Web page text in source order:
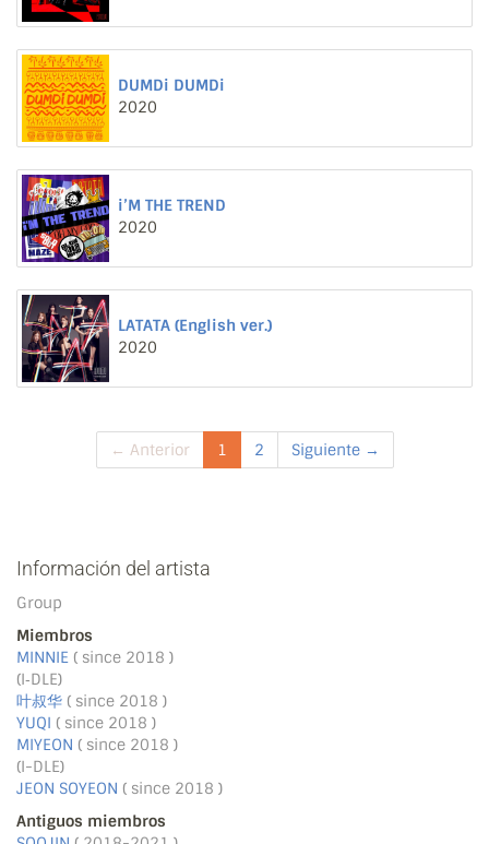
DUMDi DUMDi
2020
i’M THE TREND
2020
LATATA (English ver.)
2020
← Anterior 1 2 Siguiente →
Información del artista
Group
Miembros
MINNIE ( since 2018 )
(I‐DLE)
叶叔华 ( since 2018 )
YUQI ( since 2018 )
MIYEON ( since 2018 )
(I-DLE)
JEON SOYEON ( since 2018 )
Antiguos miembros